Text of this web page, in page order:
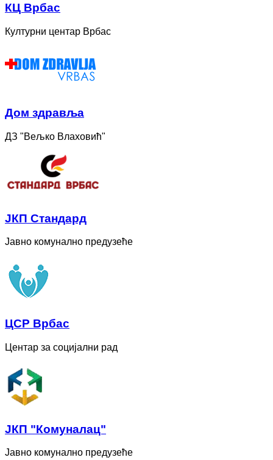
КЦ Врбас
Културни центар Врбас
Дом здравља
ДЗ "Вељко Влаховић"
ЈКП Стандард
Јавно комунално предузеће
ЦСР Врбас
Центар за социјални рад
ЈКП "Комуналац"
Јавно комунално предузеће